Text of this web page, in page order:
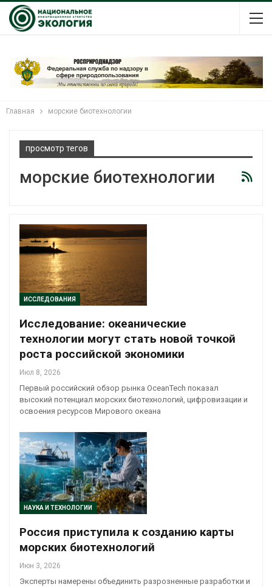
Главная морские биотехнологии
просмотр тегов
морские биотехнологии
ИССЛЕДОВАНИЯ
Исследование: океанические
технологии могут стать новой точкой
роста российской экономики
Июл 8, 2026
Первый российский обзор рынка OceanTech показал
высокий потенциал морских биотехнологий, цифровизации и
освоения ресурсов Мирового океана
НАУКА И ТЕХНОЛОГИИ
Россия приступила к созданию карты
морских биотехнологий
Июн 3, 2026
Эксперты намерены объединить разрозненные разработки и